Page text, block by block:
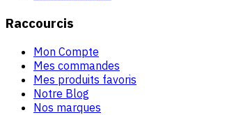
Raccourcis
Mon Compte
Mes commandes
Mes produits favoris
Notre Blog
Nos marques